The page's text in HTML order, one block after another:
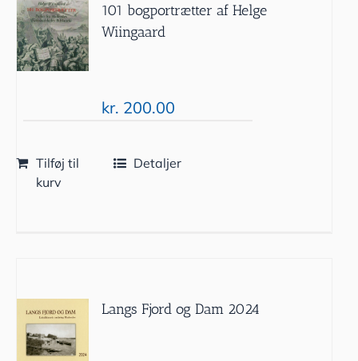
101 bogportrætter af Helge
Wiingaard
kr. 200.00
Tilføj til
kurv
Detaljer
Langs Fjord og Dam 2024